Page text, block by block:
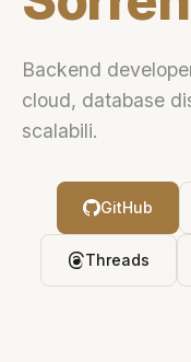
Backend
cloud, database
scalabili.
GitHub
Threads